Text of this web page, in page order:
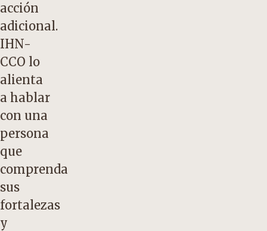
acción
adicional.
IHN-
CCO lo
alienta
a hablar
con una
persona
que
comprenda
sus
fortalezas
y